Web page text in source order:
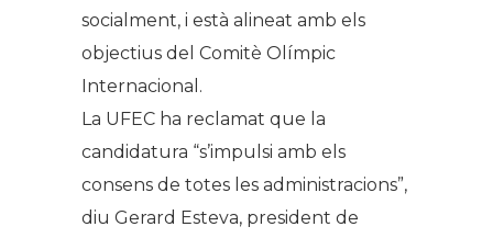
socialment, i està alineat amb els
objectius del Comitè Olímpic
Internacional.
La UFEC ha reclamat que la
candidatura “s’impulsi amb els
consens de totes les administracions”,
diu Gerard Esteva, president de